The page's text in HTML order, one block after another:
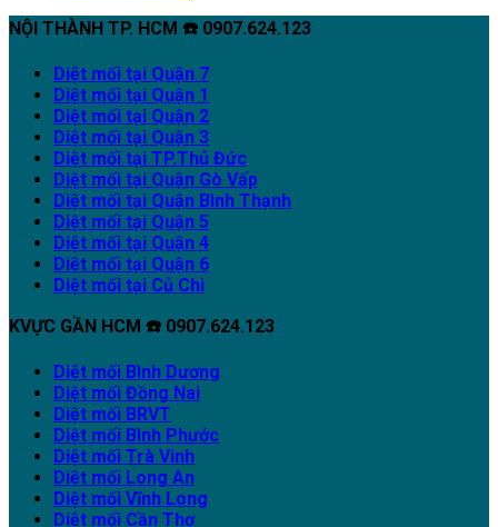
NỘI THÀNH TP. HCM ☎️ 0907.624.123
Diệt mối tại Quận 7
Diệt mối tại Quận 1
Diệt mối tại Quận 2
Diệt mối tại Quận 3
Diệt mối tại TP.Thủ Đức
Diệt mối tại Quận Gò Vấp
Diệt mối tại Quận Bình Thạnh
Diệt mối tại Quận 5
Diệt mối tại Quận 4
Diệt mối tại Quận 6
Diệt mối tại Củ Chi
KVỰC GẦN HCM ☎️ 0907.624.123
Diệt mối Bình Dương
Diệt mối Đồng Nai
Diệt mối BRVT
Diệt mối Bình Phước
Diệt mối Trà Vinh
Diệt mối Long An
Diệt mối Vĩnh Long
Diệt mối Cần Thơ